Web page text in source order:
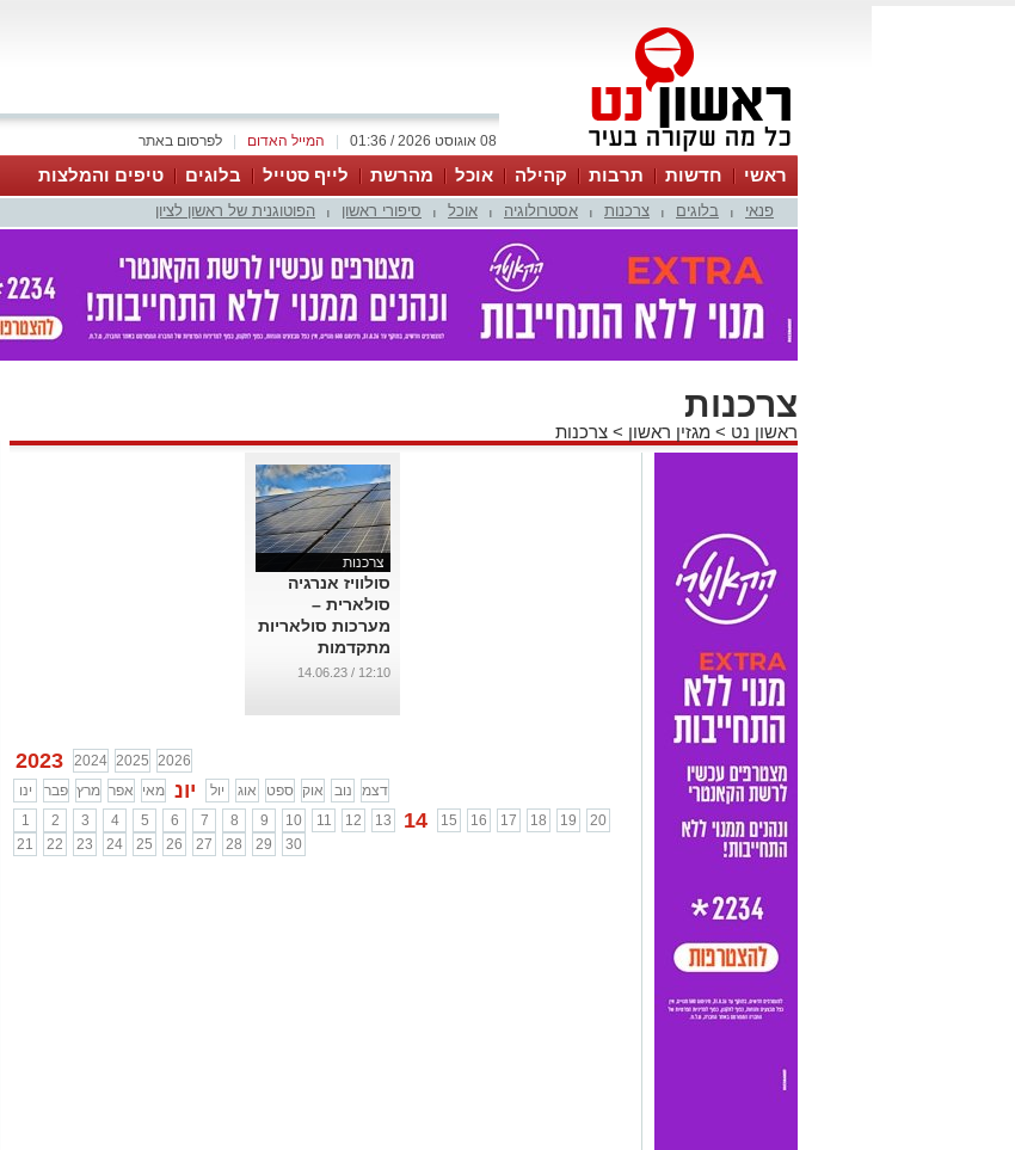
לפרסום באתר המייל האדום 08 אוגוסט 2026 / 01:36
ראשי חדשות תרבות קהילה אוכל מהרשת לייף סטייל בלוגים טיפים והמלצות
פנאי בלוגים צרכנות אסטרולוגיה אוכל סיפורי ראשון הפוטוגנית של ראשון לציון
צרכנות
ראשון נט > מגזין ראשון > צרכנות
צרכנות
סולוויז אנרגיה
סולארית –
מערכות סולאריות
מתקדמות
...
12:10 / 14.06.23
2023 2024 2025 2026
ינו
פבר מרץ אפר מאי יונ יול אוג ספט אוק נוב
דצמ
1
2 3 4 5 6 7 8 9 10 11 12 13 14 15 16 17 18 19
20
21
22 23 24 25 26 27 28 29 30